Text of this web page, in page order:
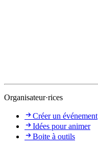
Organisateur·rices
Créer un événement
Idées pour animer
Boite à outils